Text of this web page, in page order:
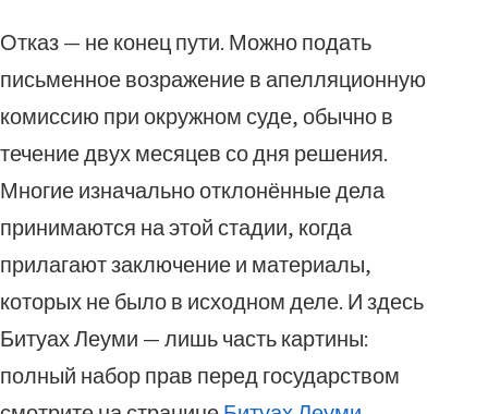
Отказ — не конец пути. Можно подать
письменное возражение в апелляционную
комиссию при окружном суде, обычно в
течение двух месяцев со дня решения.
Многие изначально отклонённые дела
принимаются на этой стадии, когда
прилагают заключение и материалы,
которых не было в исходном деле. И здесь
Битуах Леуми — лишь часть картины:
полный набор прав перед государством